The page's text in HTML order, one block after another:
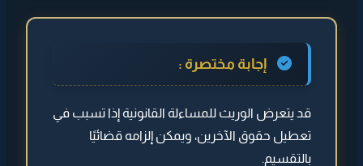
◄ إجابة مختصرة :
◄ التفاصيل والتأصيل القانوني:
◄ هل يوجد عقوبة؟
◄ ما هي الإجراءات؟
◄ متى تتشدد الإجراءات؟
إجابة مختصرة :
قد يتعرض الوريث للمساءلة القانونية إذا تسبب في
تعطيل حقوق الآخرين، ويمكن إلزامه قضائيًا
بالتقسيم.